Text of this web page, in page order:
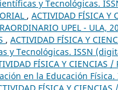
y Tecnológicas.
, ACTIVIDAD FÍSICA Y
UPEL - ULA,
, ACTIVIDAD FÍSICA Y
y Tecnológicas. ISSN
FÍSICA Y CIENCIAS
en la Educación Física.